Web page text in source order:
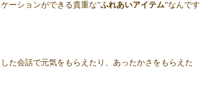
ーションができる貴重な”ふれあいアイテム”なんです
た会話で元気をもらえたり、あったかさをもらえた